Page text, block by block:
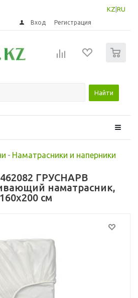
KZ RU
Вход Регистрация
Найти
- Наматрасники и наперники
ГРУСНАРВ
наматрасник,
160x200 см